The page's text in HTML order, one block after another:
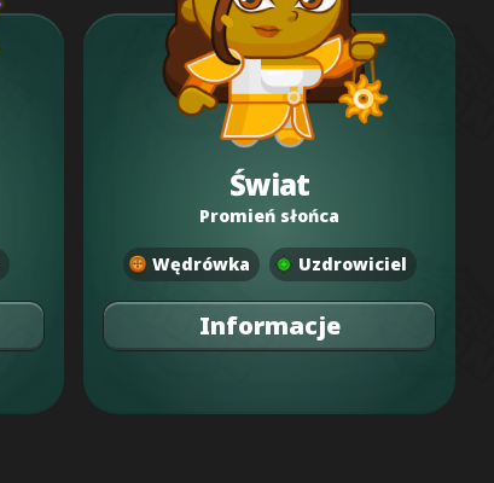
Świat
Promień słońca
Wędrówka Uzdrowiciel
Informacje